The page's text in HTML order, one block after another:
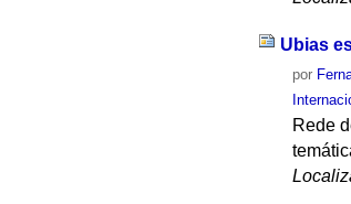
Ubias
por
Rede